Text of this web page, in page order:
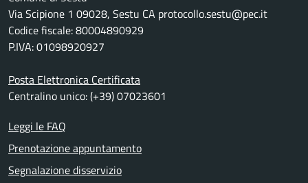
Via Scipione 1 09028, Sestu CA protocollo.sestu@pec.it
Codice fiscale: 80004890929
P.IVA: 01098920927
Posta Elettronica Certificata
Centralino unico: (+39) 07023601
Leggi le FAQ
Prenotazione appuntamento
Segnalazione disservizio